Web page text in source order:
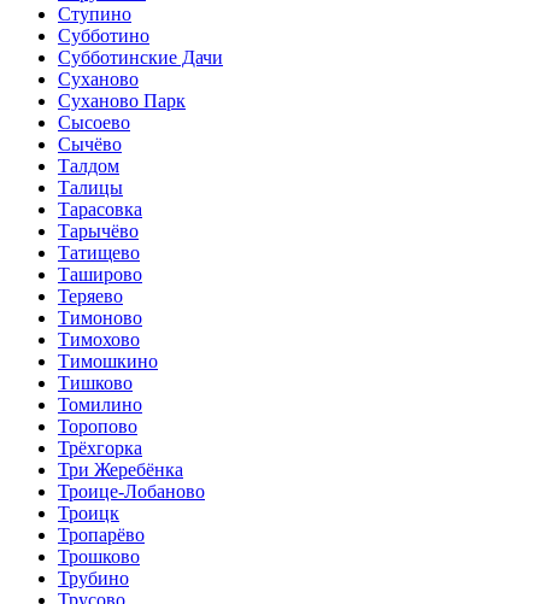
Ступино
Субботино
Субботинские Дачи
Суханово
Суханово Парк
Сысоево
Сычёво
Талдом
Талицы
Тарасовка
Тарычёво
Татищево
Таширово
Теряево
Тимоново
Тимохово
Тимошкино
Тишково
Томилино
Торопово
Трёхгорка
Три Жеребёнка
Троице-Лобаново
Троицк
Тропарёво
Трошково
Трубино